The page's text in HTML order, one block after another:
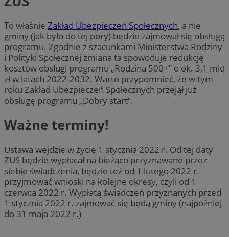
To właśnie Zakład Ubezpieczeń Społecznych, a nie
gminy (jak było do tej pory) będzie zajmował się obsługą
programu. Zgodnie z szacunkami Ministerstwa Rodziny
i Polityki Społecznej zmiana ta spowoduje redukcję
kosztów obsługi programu „Rodzina 500+” o ok. 3,1 mld
zł w latach 2022-2032. Warto przypomnieć, że w tym
roku Zakład Ubezpieczeń Społecznych przejął już
obsługę programu „Dobry start”.
Ważne terminy!
Ustawa wejdzie w życie 1 stycznia 2022 r. Od tej daty
ZUS będzie wypłacał na bieżąco przyznawane przez
siebie świadczenia, będzie też od 1 lutego 2022 r.
przyjmować wnioski na kolejne okresy, czyli od 1
czerwca 2022 r. Wypłatą świadczeń przyznanych przed
1 stycznia 2022 r. zajmować się będą gminy (najpóźniej
do 31 maja 2022 r.)